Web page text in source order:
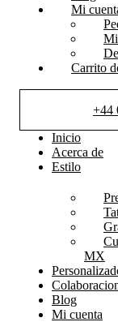
Mi
Carrito
+44
Inicio
Acerca de
Estilo
MX
Blog
Mi cuenta